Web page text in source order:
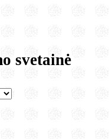
svetainė